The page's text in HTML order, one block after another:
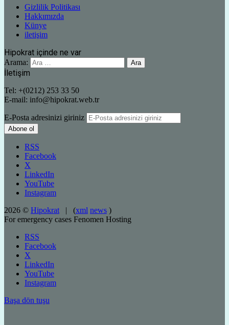
Gizlilik Politikası
Hakkımızda
Künye
iletişim
Hipokrat içinde ne var
Arama:
İletişim
Tel: +(0212) 253 33 50
E-mail: info@hipokrat.web.tr
E-Posta adresinizi giriniz
RSS
Facebook
X
LinkedIn
YouTube
Instagram
2026 © Hipokrat | (xml news )
For emergency cases Fenomen Hosting
RSS
Facebook
X
LinkedIn
YouTube
Instagram
Başa dön tuşu